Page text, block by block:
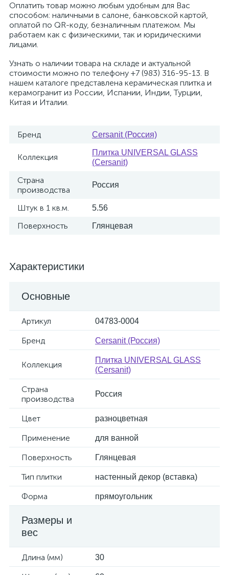
Оплатить товар можно любым удобным для Вас
способом: наличными в салоне, банковской картой,
оплатой по QR-коду, безналичным платежом. Мы
работаем как с физическими, так и юридическими
лицами.
Узнать о наличии товара на складе и актуальной
стоимости можно по телефону +7 (983) 316-95-13. В
нашем каталоге представлена керамическая плитка и
керамогранит из России, Испании, Индии, Турции,
Китая и Италии.
Бренд Cersanit (Россия)
Коллекция
Плитка UNIVERSAL GLASS
(Cersanit)
Страна
производства
Россия
Штук в 1 кв.м. 5.56
Поверхность Глянцевая
Характеристики
Основные
Артикул 04783-0004
Бренд Cersanit (Россия)
Коллекция
Плитка UNIVERSAL GLASS
(Cersanit)
Страна
производства
Россия
Цвет разноцветная
Применение для ванной
Поверхность Глянцевая
Тип плитки настенный декор (вставка)
Форма прямоугольник
Размеры и
вес
Длина (мм) 30